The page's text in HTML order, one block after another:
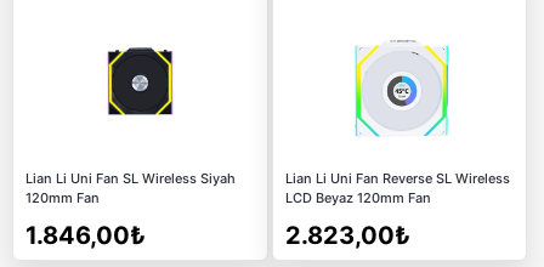
Lian Li Uni Fan SL Wireless Siyah
120mm Fan
1.846,00₺
Lian Li Uni Fan Reverse SL Wireless
LCD Beyaz 120mm Fan
2.823,00₺